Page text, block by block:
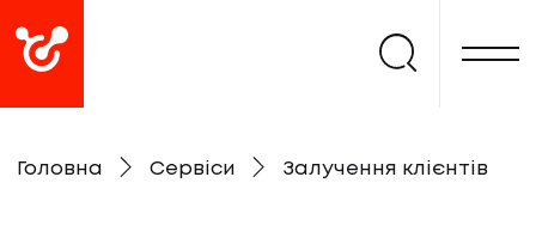
Головна Сервіси Залучення клієнтів